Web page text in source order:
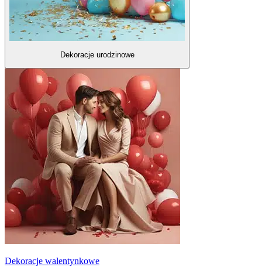
Dekoracje urodzinowe
Dekoracje walentynkowe